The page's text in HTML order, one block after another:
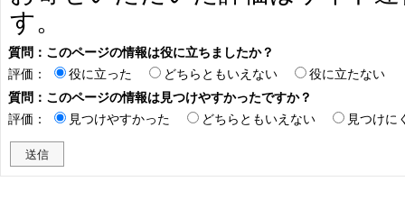
す。
質問：このページの情報は役に立ちましたか？
評価：
役に立った どちらともいえない
役に立たない
質問：このページの情報は見つけやすかったですか？
評価：
見つけやすかった どちらともいえない 見つけに